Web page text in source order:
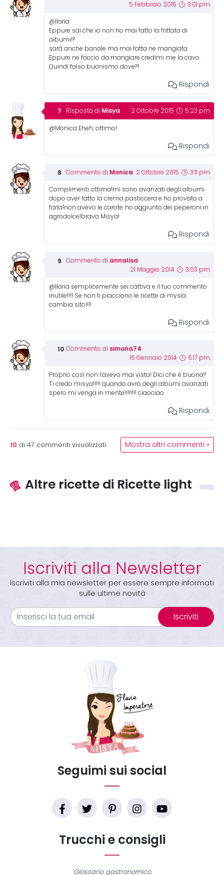
5 Febbraio 2016 3:01 pm
@Ilaria
Eppure sai che io non ho mai fatto la frittata di
albumi!?
sarà anche banale ma mai fatta ne mangiata.
Eppure ne faccio da mangiare credimi..me la cavo.
Quindi falso buonismo dove?!
Rispondi
Risposta di Misya 2 Ottobre 2015 5:23 pm
@Monica Eheh, ottimo!
Rispondi
Commento di Monica 2 Ottobre 2015 3:11 pm
Complimenti..ottima!mi sono avanzati degli albumi
dopo aver fatto la crema pasticcera e ho provato a
farla!non avevo le carote..ho aggiunto dei peperoni in
agrodolce!brava Misya!
Rispondi
Commento di annalisa
21 Maggio 2014 3:03 pm
@Ilaria semplicemente sei cattiva e il tuo commento
inutile!!!! Se non ti piacciono le ricette di mysia
cambia sito!!!!
Rispondi
Commento di simona74
16 Gennaio 2014 6:17 pm
Proprio così non l’avevo mai vista! Dici che è buona?
Ti credo misya!!!!! quando avrò degli albumi avanzati
spero mi venga in mente!!!!!!!! ciaociao
Rispondi
10 di 47 commenti visualizzati Mostra altri commenti »
Altre ricette di Ricette light
Iscriviti alla Newsletter
Iscriviti alla mia newsletter per essere sempre informati
sulle ultime novità
Iscriviti
Trucchi e consigli
Glossario gastronomico
Seguimi sui social